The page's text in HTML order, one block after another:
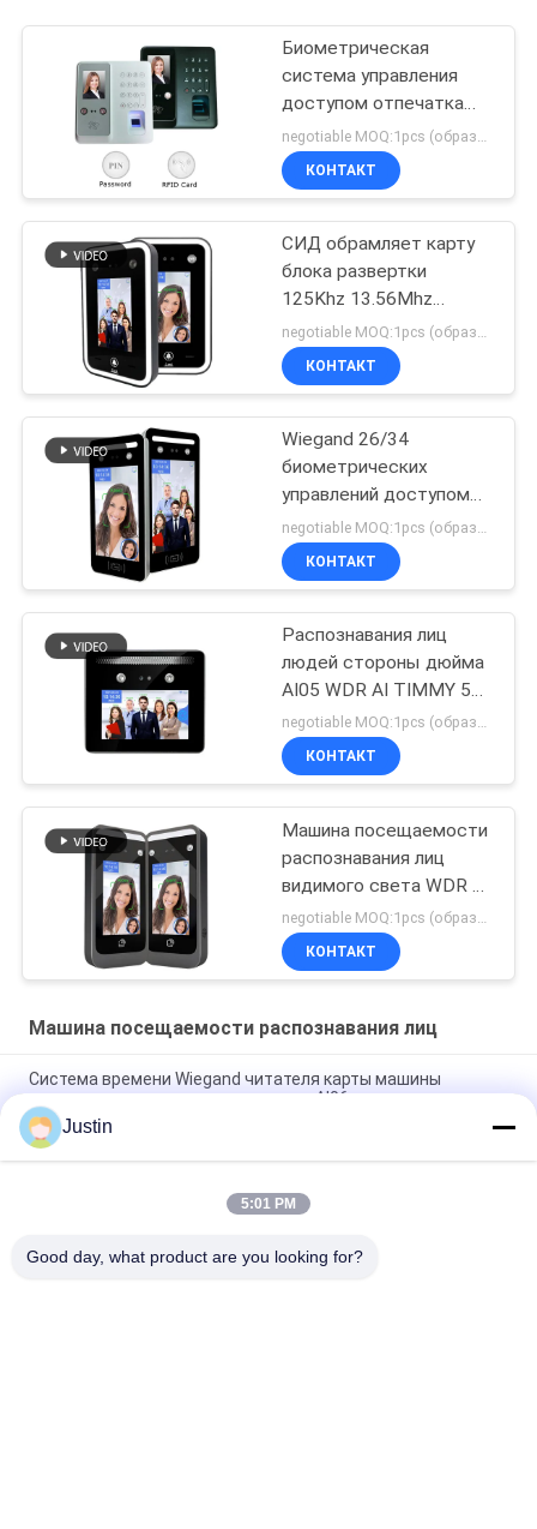
Биометрическая
система управления
доступом отпечатка
пальцев 2,8 дюймов
TMF610
negotiable MOQ:1pcs (образец)
КОНТАКТ
СИД обрамляет карту
блока развертки
125Khz 13.56Mhz
стороны управления
доступом WIFI
КОНТАКТ
Wiegand 26/34
биометрических
управлений доступом
распознавания лиц для
турникета
КОНТАКТ
Распознавания лиц
людей стороны дюйма
AI05 WDR AI TIMMY 5
посещаемость
времени
множественного
negotiable MOQ:1pcs (образец)
КОНТАКТ
Машина посещаемости
распознавания лиц
видимого света WDR AI
для управления
работника
negotiable MOQ:1pcs (образец)
КОНТАКТ
Машина посещаемости распознавания лиц
Система времени Wiegand читателя карты машины
посещаемости распознавания лиц AI06 хронометрируя
Запись времени Biomtric машины посещаемости
распознавания лиц 5 дюймов
Линукс 3,10 управление доступом системы AI
Justin
5:01 PM
Good day, what product are you looking for?